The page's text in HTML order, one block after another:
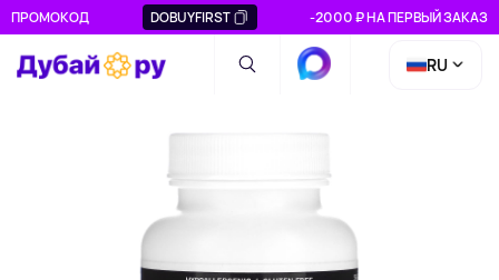
ПРОМОКОД DOBUYFIRST -2000 ₽ НА ПЕРВЫЙ ЗАКАЗ
RU